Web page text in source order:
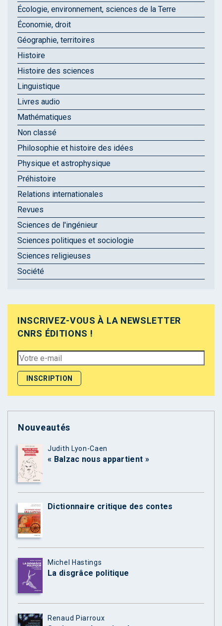
Écologie, environnement, sciences de la Terre
Économie, droit
Géographie, territoires
Histoire
Histoire des sciences
Linguistique
Livres audio
Mathématiques
Non classé
Philosophie et histoire des idées
Physique et astrophysique
Préhistoire
Relations internationales
Revues
Sciences de l'ingénieur
Sciences politiques et sociologie
Sciences religieuses
Société
INSCRIVEZ-VOUS À LA NEWSLETTER
CNRS ÉDITIONS !
Nouveautés
Judith Lyon-Caen
« Balzac nous appartient »
Dictionnaire critique des contes
Michel Hastings
La disgrâce politique
Renaud Piarroux